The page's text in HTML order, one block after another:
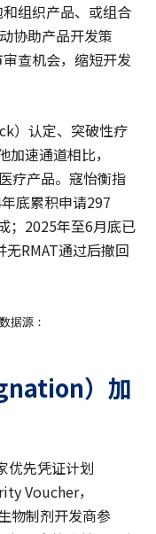
组织产品、或组合
协助产品开发策
查机会，缩短开发
）认定、突破性疗
速通道相比，
疗产品。寇怡衡指
底累积申请297
；2025年至6月底已
RMAT通过后撤回
据源：
）加
优先凭证计划
Voucher，
物制剂开发商参